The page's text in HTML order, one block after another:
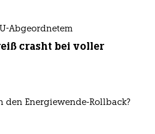
Abgeordnetem
crasht bei voller
den Energiewende-Rollback?